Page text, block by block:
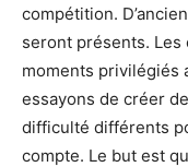
compétition.
seront présents.
moments privilégiés
essayons de créer
difficulté différents
compte. Le but est